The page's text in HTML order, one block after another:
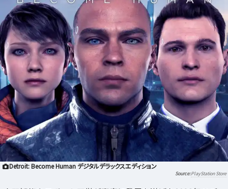
Detroit: Become Human デジタルデラックスエディション
PlayStation Store